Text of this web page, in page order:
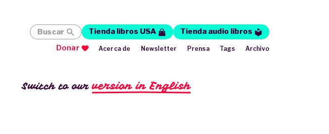
Switch to ourversion in English
Buscar Tienda libros USA
Tienda audio libros
Donar
Acerca de Newsletter Prensa Tags Archivo